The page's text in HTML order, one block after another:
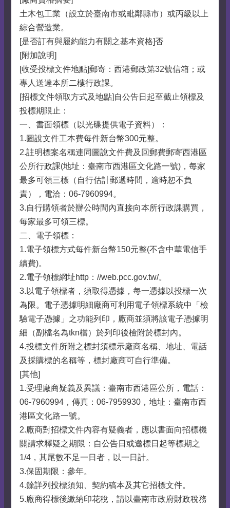
土木包工業（設立於臺南市或毗鄰縣市）或丙級以上
綜合營造業。
[是否訂有與履約能力有關之基本資格]否
[附加說明]
[收受投標文件地點]郵寄：西港郵政第32號信箱；或
專人送達本所二樓行政課。
[招標文件領取方式及地點]自公告日起至截止領標及
投標期限止：
一、書面領標（以光碟提供電子資料）：
1.圖說文件工本費每件新台幣300元整。
2.註明標案名稱連同圖說文件費及回郵費郵寄西港區
公所行政課(地址：臺南市西港區文化路一號)，每家
最多可領三標（自行估計郵遞時間，逾時恕不負
責），電洽：06-7960994。
3.自行購領者於辦公時間內直接向本所行政課購買，
每家最多可領三標。
二、電子領標：
1.電子領標方式每件新台幣150元整(不含中華電信手
續費)。
2.電子領標網址http：//web.pcc.gov.tw/。
3.以電子領標者，須取得憑據，每一憑據以投標一次
為限。電子憑據明細廠商可利用電子領標系統中「檢
驗電子憑據」之功能列印，廠商並須將該電子憑據明
細（副檔名為tkn檔）於列印後檢附於標封內。
4.投標文件所附之標封須標示廠商名稱、地址、電話
及採購標的名稱等，標封廠商可自行準備。
[其他]
1.受理廠商疑義及異議：臺南市西港區公所，電話：
06-7960994，傳真：06-7959930，地址：臺南市西
港區文化路一號。
2.廠商對招標文件內容有疑義者，應以書面向招標機
關請求釋疑之期限：自公告日或邀標日起等標期之
1/4，其尾數不足一日者，以一日計。
3.保固期限：參年。
4.餘詳列投標須知、契約稿本及其它招標文件。
5.廠商得標後繳納印花稅，請以臺南市政府財政稅務